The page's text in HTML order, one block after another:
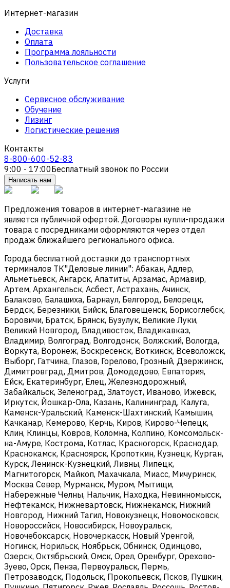
Интернет-магазин
Доставка
Оплата
Программа лояльности
Пользовательское соглашение
Услуги
Сервисное обслуживание
Обучение
Лизинг
Логистические решения
Контакты
8-800-600-52-83
9:00 - 17:00Бесплатный звонок по России
Написать нам
Предложения товаров в интернет-магазине не
является публичной офертой. Договоры купли-продажи
товара с посредниками оформляются через отдел
продаж ближайшего регионального офиса.
Города бесплатной доставки до транспортных
терминалов ТК"Деловые линии": Абакан, Адлер,
Альметьевск, Ангарск, Апатиты, Арзамас, Армавир,
Артем, Архангельск, Асбест, Астрахань, Ачинск,
Балаково, Балашиха, Барнаул, Белгород, Белорецк,
Бердск, Березники, Бийск, Благовещенск, Борисоглебск,
Боровичи, Братск, Брянск, Бузулук, Великие Луки,
Великий Новгород, Владивосток, Владикавказ,
Владимир, Волгоград, Волгодонск, Волжский, Вологда,
Воркута, Воронеж, Воскресенск, Воткинск, Всеволожск,
Выборг, Гатчина, Глазов, Горелово, Грозный, Дзержинск,
Димитровград, Дмитров, Домодедово, Евпатория,
Ейск, Екатеринбург, Елец, Железнодорожный,
Забайкальск, Зеленоград, Златоуст, Иваново, Ижевск,
Иркутск, Йошкар-Ола, Казань, Калининград, Калуга,
Каменск-Уральский, Каменск-Шахтинский, Камышин,
Качканар, Кемерово, Керчь, Киров, Кирово-Чепецк,
Клин, Клинцы, Ковров, Коломна, Колпино, Комсомольск-
на-Амуре, Кострома, Котлас, Красногорск, Краснодар,
Краснокамск, Красноярск, Кропоткин, Кузнецк, Курган,
Курск, Ленинск-Кузнецкий, Ливны, Липецк,
Магнитогорск, Майкоп, Махачкала, Миасс, Мичуринск,
Москва Север, Мурманск, Муром, Мытищи,
Набережные Челны, Нальчик, Находка, Невинномысск,
Нефтекамск, Нижневартовск, Нижнекамск, Нижний
Новгород, Нижний Тагил, Новокузнецк, Новомосковск,
Новороссийск, Новосибирск, Новоуральск,
Новочебоксарск, Новочеркасск, Новый Уренгой,
Ногинск, Норильск, Ноябрьск, Обнинск, Одинцово,
Озерск, Октябрьский, Омск, Орел, Оренбург, Орехово-
Зуево, Орск, Пенза, Первоуральск, Пермь,
Петрозаводск, Подольск, Прокопьевск, Псков, Пушкин,